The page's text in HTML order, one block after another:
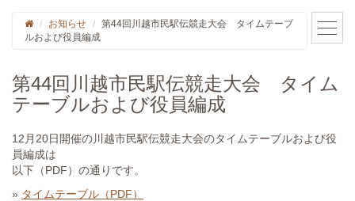
お知らせ
第44回川越市民駅伝競走大会 タイムテーブ
ルおよび役員編成
第44回川越市民駅伝競走大会 タイム
テーブルおよび役員編成
12月20日開催の川越市民駅伝競走大会のタイムテーブルおよび役
員編成は
以下（PDF）の通りです。
» タイムテーブル（PDF）